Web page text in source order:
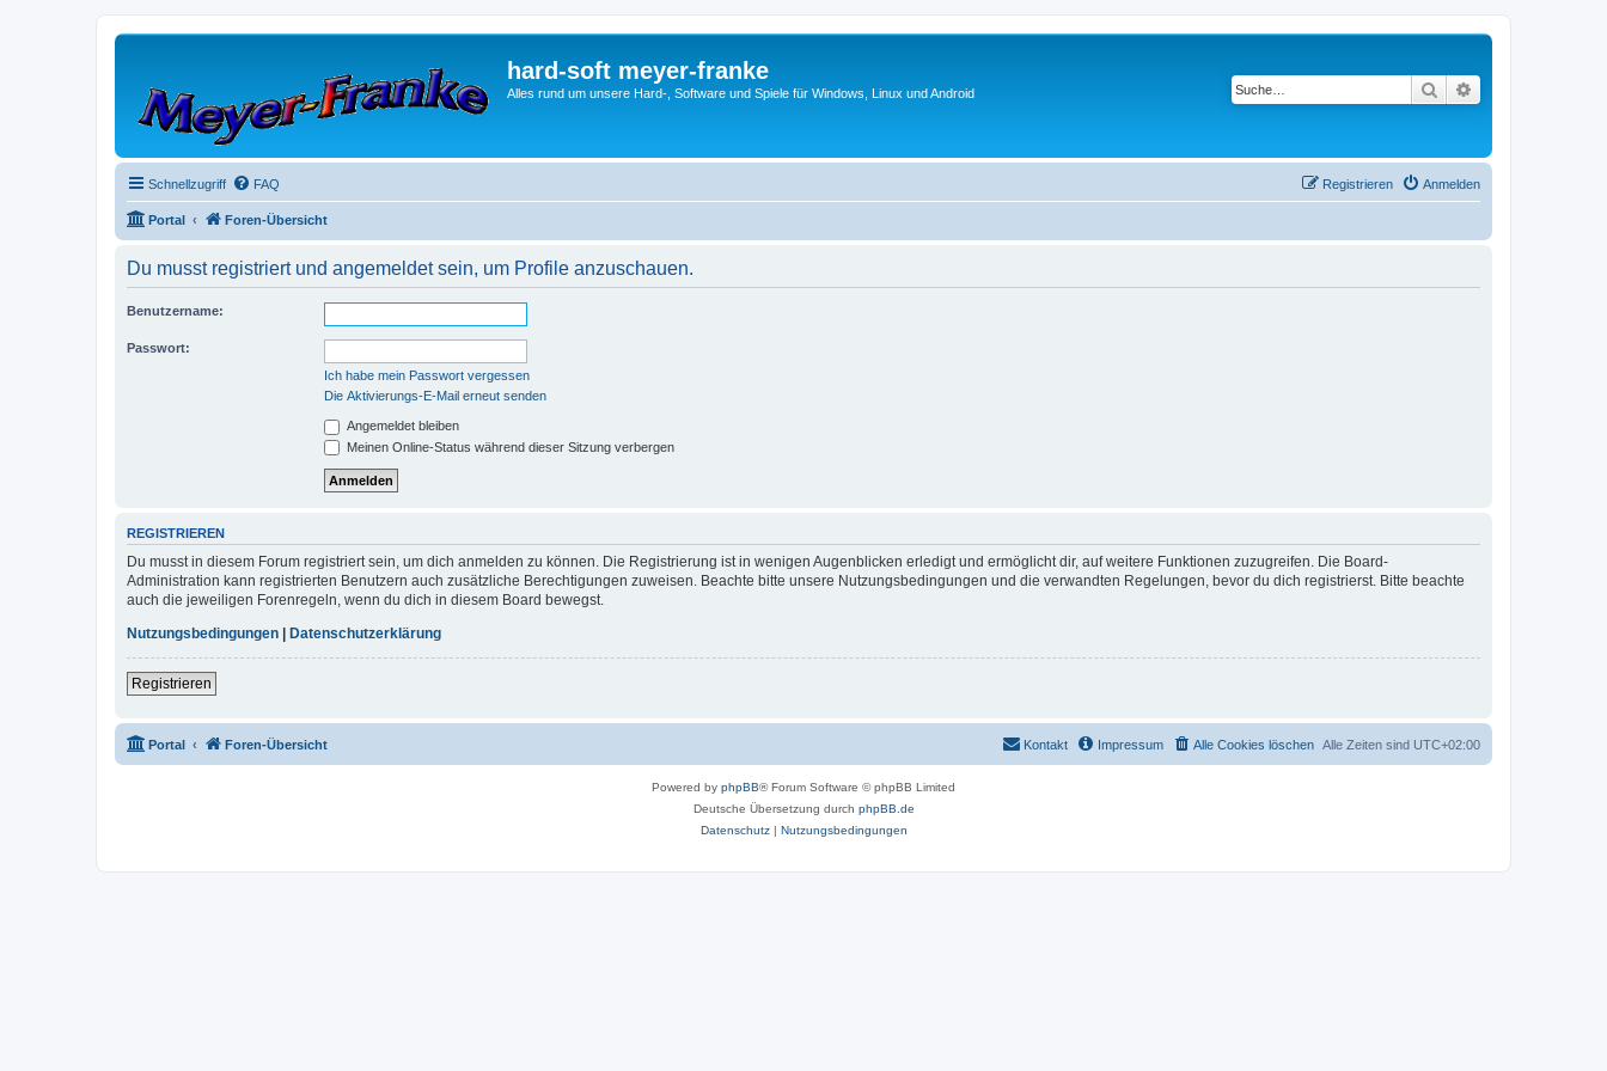
hard-soft meyer-franke
Alles rund um unsere Hard-, Software und Spiele für Windows, Linux und Android Suche
Schnellzugriff FAQ Anmelden
Registrieren
Portal Foren-Übersicht
Du musst registriert und angemeldet sein, um Profile anzuschauen.
Benutzername:
Passwort:
Ich habe mein Passwort vergessen
Die Aktivierungs-E-Mail erneut senden
Angemeldet bleiben
Meinen Online-Status während dieser Sitzung verbergen
REGISTRIEREN
Du musst in diesem Forum registriert sein, um dich anmelden zu können. Die Registrierung ist in wenigen Augenblicken erledigt und ermöglicht dir, auf weitere Funktionen zuzugreifen. Die Board-
Administration kann registrierten Benutzern auch zusätzliche Berechtigungen zuweisen. Beachte bitte unsere Nutzungsbedingungen und die verwandten Regelungen, bevor du dich registrierst. Bitte beachte
auch die jeweiligen Forenregeln, wenn du dich in diesem Board bewegst.
Nutzungsbedingungen | Datenschutzerklärung
Registrieren
Portal Foren-Übersicht Alle Zeiten sind UTC+02:00
Alle Cookies löschen
Impressum
Kontakt
Powered by phpBB® Forum Software © phpBB Limited
Deutsche Übersetzung durch phpBB.de
Datenschutz| Nutzungsbedingungen